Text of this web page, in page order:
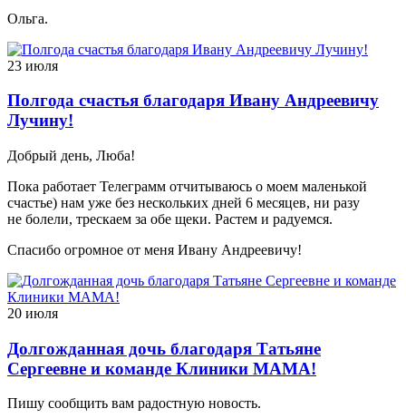
Ольга.
23 июля
Полгода счастья благодаря Ивану Андреевичу
Лучину!
Добрый день, Люба!
Пока работает Телеграмм отчитываюсь о моем маленькой
счастье) нам уже без нескольких дней 6 месяцев, ни разу
не болели, трескаем за обе щеки. Растем и радуемся.
Спасибо огромное от меня Ивану Андреевичу!
20 июля
Долгожданная дочь благодаря Татьяне
Сергеевне и команде Клиники МАМА!
Пишу сообщить вам радостную новость.